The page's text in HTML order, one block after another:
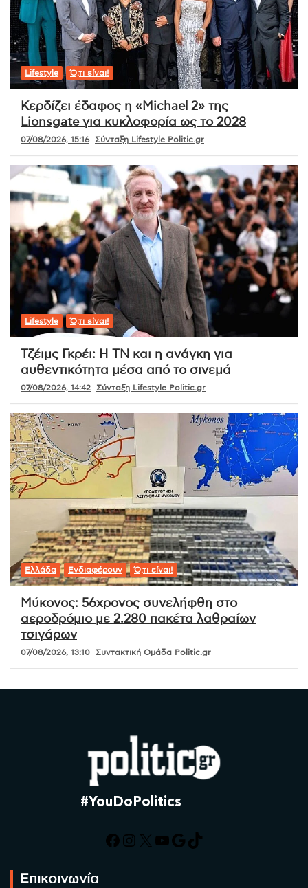
Lifestyle Ό,τι είναι!
Κερδίζει έδαφος η «Michael 2» της
Lionsgate για κυκλοφορία ως το 2028
07/08/2026, 15:16 Σύνταξη Lifestyle Politic.gr
Lifestyle Ό,τι είναι!
Τζέιμς Γκρέι: Η ΤΝ και η ανάγκη για
αυθεντικότητα μέσα από το σινεμά
07/08/2026, 14:42 Σύνταξη Lifestyle Politic.gr
Ελλάδα Ενδιαφέρουν Ό,τι είναι!
Μύκονος: 56χρονος συνελήφθη στο
αεροδρόμιο με 2.280 πακέτα λαθραίων
τσιγάρων
07/08/2026, 13:10 Συντακτική Ομάδα Politic.gr
#YouDoPolitics
Facebook
Instagram
X YouTube
Google
TikTok
Επικοινωνία